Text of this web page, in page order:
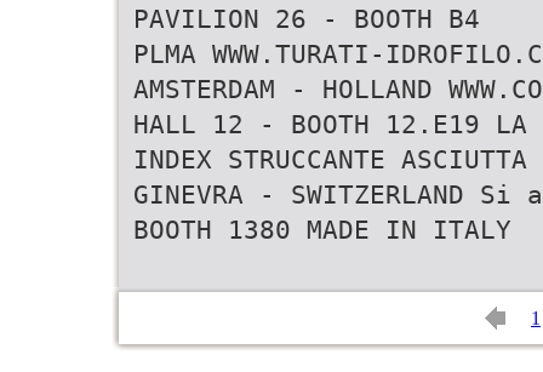
PAVILION 26 - BOOTH B4
PLMA WWW.TURATI-
AMSTERDAM - HOLLAND
HALL 12 - BOOTH 12.E19 LA
INDEX STRUCCANTE ASCIUTTA
GINEVRA - SWITZERLAND
BOOTH 1380 MADE IN ITALY
1